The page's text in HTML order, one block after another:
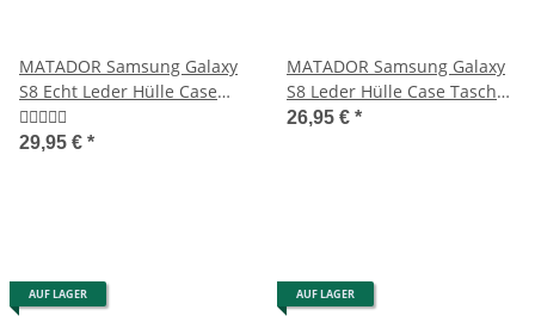
MATADOR Samsung Galaxy
S8 Echt Leder Hülle Case
Tasche Magnet Braun
29,95 € *
MATADOR Samsung Galaxy
S8 Leder Hülle Case Tasche
Schlaufe Schwarz
26,95 € *
AUF LAGER AUF LAGER